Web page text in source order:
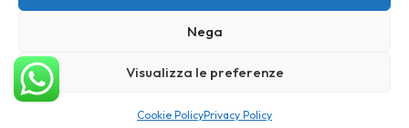
Nega
Visualizza le preferenze
Cookie PolicyPrivacy Policy
©2025 SposIn Campania